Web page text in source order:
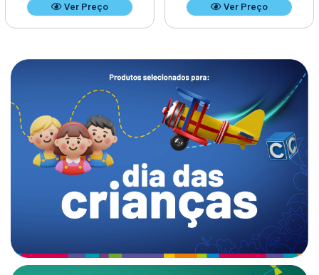
Ver Preço Ver Preço